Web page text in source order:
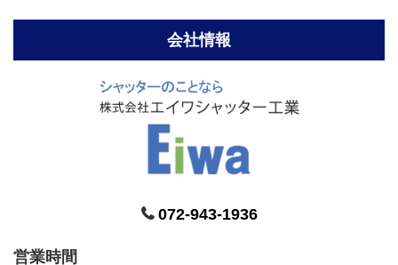
会社情報
072-943-1936
営業時間